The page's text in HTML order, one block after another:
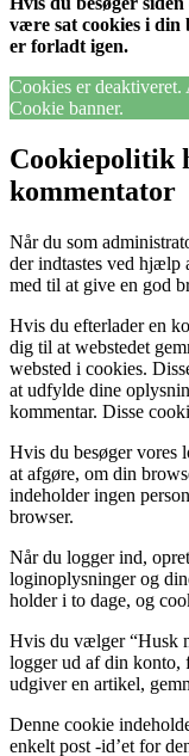
være sat cookies i din
er forladt igen.
Cookies er
Cookie banner.
Cookiepolitik
kommentator
Når du som
der indtastes ved hjælp
med til at give en god
Hvis du efterlader en
dig til at webstedet
websted i cookies.
at udfylde dine
kommentar. Disse
Hvis du besøger vores
at afgøre, om din
indeholder ingen
browser.
Når du logger ind,
loginoplysninger og
holder i to dage, og
Hvis du vælger “Husk
logger ud af din konto,
udgiver en artikel,
Denne cookie
enkelt post -id’et for